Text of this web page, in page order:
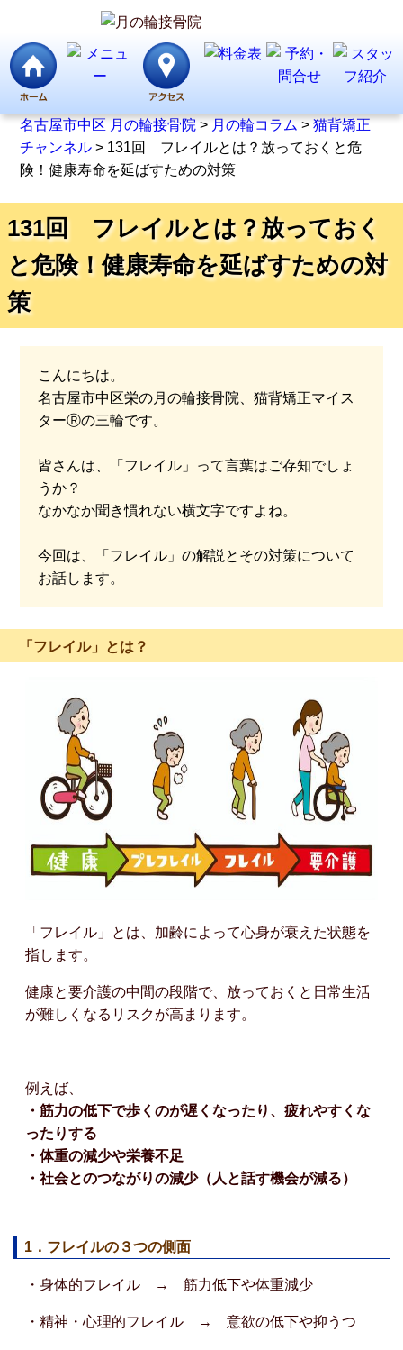
名古屋市中区 月の輪接骨院 > 月の輪コラム >猫背矯正
チャンネル > 131回 フレイルとは？放っておくと危
険！健康寿命を延ばすための対策
131回 フレイルとは？放っておく
と危険！健康寿命を延ばすための対
策
こんにちは。
名古屋市中区栄の月の輪接骨院、猫背矯正マイス
ターⓇの三輪です。
皆さんは、「フレイル」って言葉はご存知でしょ
うか？
なかなか聞き慣れない横文字ですよね。
今回は、「フレイル」の解説とその対策について
お話します。
「フレイル」とは？
「フレイル」とは、加齢によって心身が衰えた状態を
指します。
健康と要介護の中間の段階で、放っておくと日常生活
が難しくなるリスクが高まります。
例えば、
・筋力の低下で歩くのが遅くなったり、疲れやすくな
ったりする
・体重の減少や栄養不足
・社会とのつながりの減少（人と話す機会が減る）
1．フレイルの３つの側面
・身体的フレイル → 筋力低下や体重減少
・精神・心理的フレイル → 意欲の低下や抑うつ